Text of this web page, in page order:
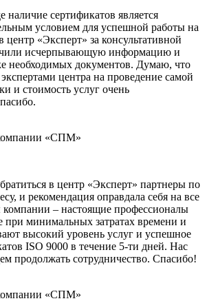
наличие сертификатов является
условием для успешной работы на
«Эксперт» за консультативной
исчерпывающую информацию и
необходимых документов. Думаю, что
центра на проведение самой
и стоимость услуг очень
«СПМ»
в центр «Эксперт» партнеры по
и рекомендация оправдала себя на все
– настоящие профессионалы
при минимальных затратах времени и
высокий уровень услуг и успешное
ISO 9000 в течение 5-ти дней. Нас
продолжать сотрудничество. Спасибо!
«СПМ»